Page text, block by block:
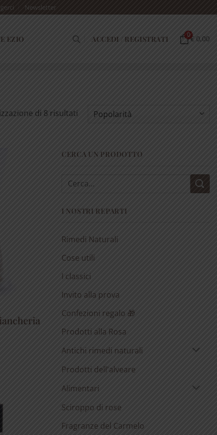
Newsletter
EZIO ACCEDI / REGISTRATI 0€ 0,00
di 8 risultatiPopolarità
CERCA UN PRODOTTO
Cerca:
I NOSTRI REPARTI
Rimedi Naturali
Cose utili
I classici
Invito alla prova
Confezioni regalo 🎁
Prodotti alla Rosa
Antichi rimedi naturali
Prodotti dell'alveare
Alimentari
Sciroppo di rose
Fragranze del Carmelo